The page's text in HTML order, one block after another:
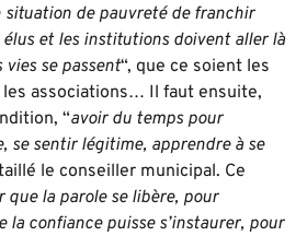
situation de pauvreté de franchir
et les institutions doivent aller là
vies se passent“, que ce soient les
associations… Il faut ensuite,
“avoir du temps pour
se sentir légitime, apprendre à se
le conseiller municipal. Ce
que la parole se libère, pour
la confiance puisse s’instaurer, pour